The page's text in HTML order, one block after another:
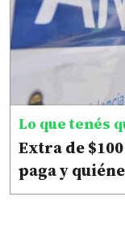
Lo que tenés
Extra de
paga y